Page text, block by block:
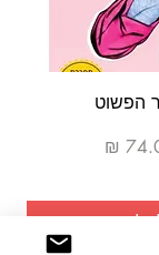
הפשוט
מבצע